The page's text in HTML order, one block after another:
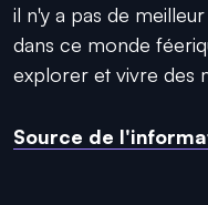
il n'y a pas de
dans ce monde
explorer et vivre des
Source de